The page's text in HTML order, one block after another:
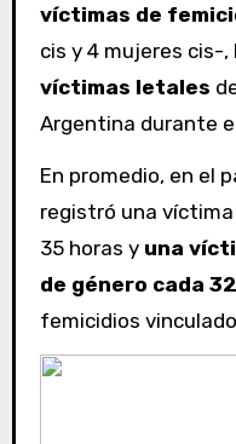
víctimas de
cis y 4 mujeres cis-,
víctimas letales
Argentina durante
En promedio, en el
registró una
35 horas y una
de género cada
femicidios